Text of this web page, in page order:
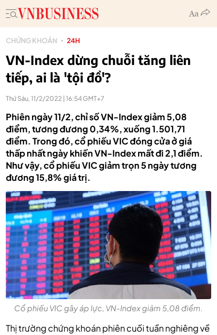
CHỨNG KHOÁN 24H
VN-Index dừng chuỗi tăng liên
tiếp, ai là 'tội đồ'?
Thứ Sáu, 11/2/2022 | 16:54 GMT+7
Phiên ngày 11/2, chỉ số VN-Index giảm 5,08
điểm, tương đương 0,34%, xuống 1.501,71
điểm. Trong đó, cổ phiếu VIC đóng cửa ở giá
thấp nhất ngày khiến VN-Index mất đi 2,1 điểm.
Như vậy, cổ phiếu VIC giảm trọn 5 ngày tương
đương 15,8% giá trị.
Cổ phiếu VIC gây áp lực, VN-Index giảm 5,08 điểm.
Thị trường chứng khoán phiên cuối tuần nghiêng về